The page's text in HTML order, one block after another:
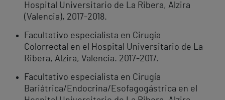
Hospital Universitario de La Ribera, Alzira
(Valencia), 2017-2018.
Facultativo especialista en Cirugía
Colorrectal en el Hospital Universitario de La
Ribera, Alzira, Valencia. 2017-2017.
Facultativo especialista en Cirugía
Bariátrica/Endocrina/Esofagogástrica en el